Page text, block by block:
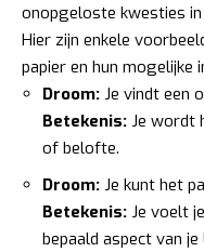
onopgeloste kwesties
Hier zijn enkele
papier en hun mogelijke
Droom: Je vindt een
Betekenis: Je wordt
of belofte.
Droom: Je kunt het
Betekenis: Je voelt
bepaald aspect van je